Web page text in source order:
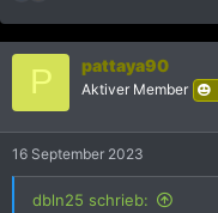
a
k
i
n
:
P pattaya90
Aktiver Member
16 September 2023
dbln25 schrieb: